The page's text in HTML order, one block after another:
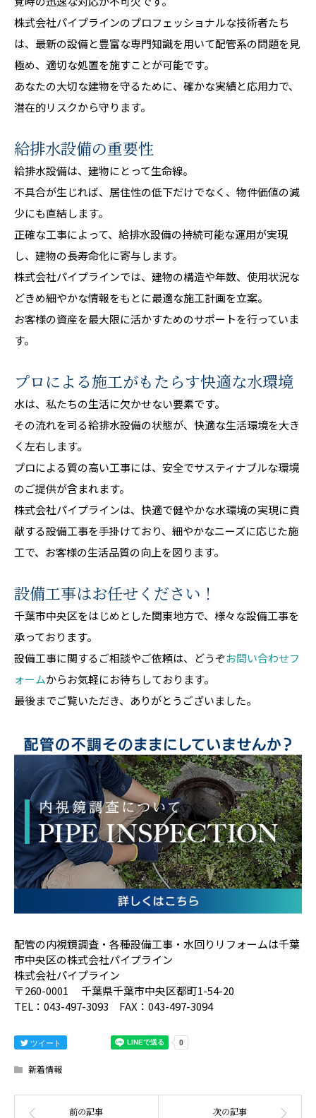
株式会社パイプラインのプロフェッショナルな技術者たち
は、最新の設備と豊富な専門知識を用いて配管系の問題を見
極め、適切な処置を施すことが可能です。
あなたの大切な建物を守るために、確かな実績と応用力で、
潜在的リスクから守ります。
給排水設備の重要性
給排水設備は、建物にとって生命線。
不具合が生じれば、居住性の低下だけでなく、物件価値の減
少にも直結します。
正確な工事によって、給排水設備の持続可能な運用が実現
し、建物の長寿命化に寄与します。
株式会社パイプラインでは、建物の構造や年数、使用状況な
どきめ細やかな情報をもとに最適な施工計画を立案。
お客様の資産を最大限に活かすためのサポートを行っていま
す。
プロによる施工がもたらす快適な水環境
水は、私たちの生活に欠かせない要素です。
その流れを司る給排水設備の状態が、快適な生活環境を大き
く左右します。
プロによる質の高い工事には、安全でサスティナブルな環境
のご提供が含まれます。
株式会社パイプラインは、快適で健やかな水環境の実現に貢
献する設備工事を手掛けており、細やかなニーズに応じた施
工で、お客様の生活品質の向上を図ります。
設備工事はお任せください！
千葉市中央区をはじめとした関東地方で、様々な設備工事を
承っております。
設備工事に関するご相談やご依頼は、どうぞお問い合わせフ
ォームからお気軽にお待ちしております。
最後までご覧いただき、ありがとうございました。
配管の内視鏡調査・各種設備工事・水回りリフォームは千葉
市中央区の株式会社パイプライン
株式会社パイプライン
〒260-0001 千葉県千葉市中央区都町1-54-20
TEL：043-497-3093 FAX：043-497-3094
ツイート
新着情報